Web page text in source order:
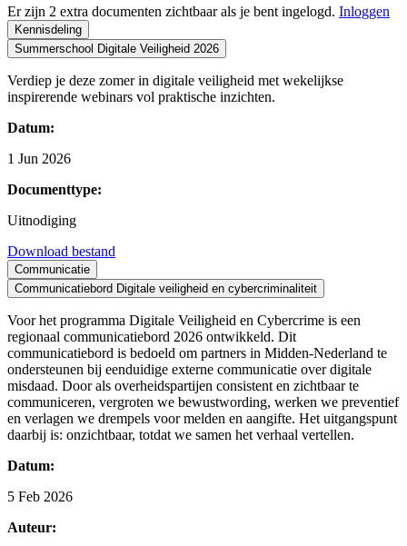
Er zijn 2 extra documenten zichtbaar als je bent ingelogd. Inloggen
Kennisdeling
Summerschool Digitale Veiligheid 2026
Verdiep je deze zomer in digitale veiligheid met wekelijkse
inspirerende webinars vol praktische inzichten.
Datum:
1 Jun 2026
Documenttype:
Uitnodiging
Download bestand
Communicatie
Communicatiebord Digitale veiligheid en cybercriminaliteit
Voor het programma Digitale Veiligheid en Cybercrime is een
regionaal communicatiebord 2026 ontwikkeld. Dit
communicatiebord is bedoeld om partners in Midden-Nederland te
ondersteunen bij eenduidige externe communicatie over digitale
misdaad. Door als overheidspartijen consistent en zichtbaar te
communiceren, vergroten we bewustwording, werken we preventief
en verlagen we drempels voor melden en aangifte. Het uitgangspunt
daarbij is: onzichtbaar, totdat we samen het verhaal vertellen.
Datum:
5 Feb 2026
Auteur: